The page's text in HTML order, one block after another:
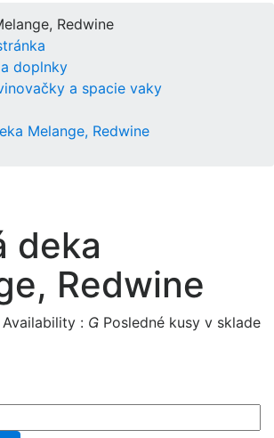
Redwine
doplnky
a spacie vaky
Melange, Redwine
deka
Redwine
Availability :  Posledné kusy v sklade